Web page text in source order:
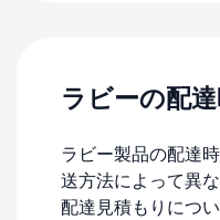
ラビーの配
ラビー製品の配達
送方法によって異
配達見積もりにつ